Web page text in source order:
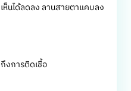
ห็นได้ลดลง ลานสายตาแคบลง
งการติดเชื้อ